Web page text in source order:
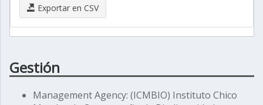
Exportar en CSV
Gestión
Management Agency: (ICMBIO) Instituto Chico